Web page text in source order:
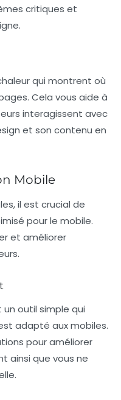
critiques et
qui montrent où
Cela vous aide à
interagissent avec
et son contenu en
Mobile
il est crucial de
pour le mobile.
et améliorer
un outil simple qui
adapté aux mobiles.
pour améliorer
ainsi que vous ne